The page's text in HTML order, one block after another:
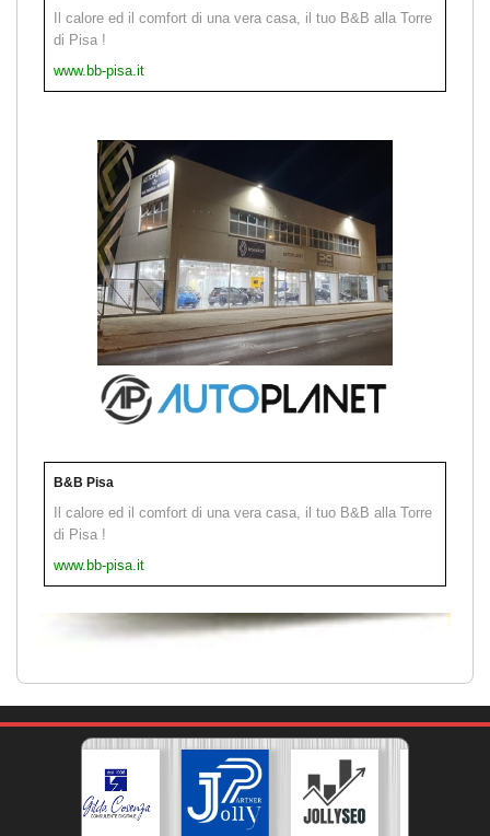
Il calore ed il comfort di una vera casa, il tuo B&B alla Torre
di Pisa !
www.bb-pisa.it
B&B Pisa
Il calore ed il comfort di una vera casa, il tuo B&B alla Torre
di Pisa !
www.bb-pisa.it